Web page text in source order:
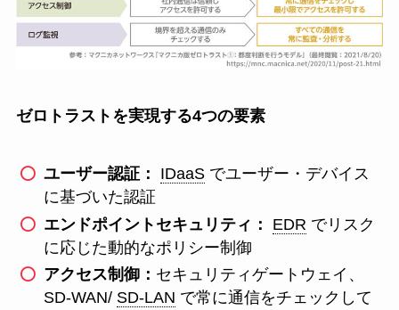
ゼロトラストを実現する4つの要素
ユーザー認証： IDaaS でユーザー・デバイス
に基づいた認証
エンドポイントセキュリティ：
EDR でリスク
に応じた動的なポリシー制御
アクセス制御： セキュリティゲートウェイ、
SD-WAN/ SD-LAN で常に通信をチェックして